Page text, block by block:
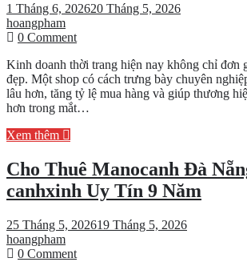
1 Tháng 6, 202620 Tháng 5, 2026
hoangpham
0 Commenton
Sai
Lầm
Khi
Setup
Khiến
Khách
Vào
Đi
Ngay
Kinh doanh thời trang hiện nay không chỉ đơn
đẹp. Một shop có cách trưng bày chuyên
lâu hơn, tăng tỷ lệ mua hàng và giúp thương
hơn trong mắt…
Xem thêm
Cho Thuê Manocanh Đà
canhxinh Uy Tín 9 Năm
25 Tháng 5, 202619 Tháng 5, 2026
hoangpham
0 Commenton